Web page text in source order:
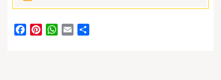
FacebookPinterestWhatsApp
Email